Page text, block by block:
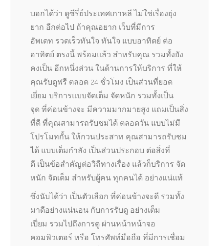
บอกได้ว่า ดูซีรี่ย์ประเทศเกาหลี ไม่ใช่เรื่องยุ่ง
ยาก อีกต่อไป ถ้าคุณอยาก เว็บที่มีการ
อัพเดท รวดเร็วทันใจ ทันใจ แบบอาทิตย์ ต่อ
อาทิตย์ ตรงนี้ พร้อมแล้ว สำหรับคุณ รวมทั้งยัง
คงเป็น อีกหนึ่งส่วน ในด้านการให้บริการ ที่ให้
คุณรับดูฟรี ตลอด 24 ชั่วโมง เป็นส่วนที่ยอด
เยี่ยม บริการแบบจัดเต็ม จัดหนัก รวมทั้งเป็น
จุด ที่ค่อนข้างจะ มีความมากมายสูง แถมเป็นสิ่ง
ที่ดี ที่คุณสามารถรับชมได้ ตลอดวัน แบบไม่มี
โปรโมทกั้น ให้กวนประสาท คุณสามารถรับชม
ได้ แบบเต็มกำลัง เป็นส่วนประกอบ ต่อสิ่งที่
ดี เป็นข้อสำคัญต่อวิถีทางเรื่อง แล้วก็บริการ จัด
หนัก จัดเต็ม สำหรับผู้คน ทุกคนได้ อย่างแน่แท้
ซึ่งนับได้ว่า เป็นตัวเลือก ที่ค่อนข้างจะดี รวมทั้ง
มาดีอย่างแน่นอน กับการรับดู อย่างเต็ม
เปี่ยม รวมไปถึงการดู ผ่านหน้าหน้าจอ
คอมพิวเตอร์ หรือ โทรศัพท์มือถือ ที่มีการเชื่อม